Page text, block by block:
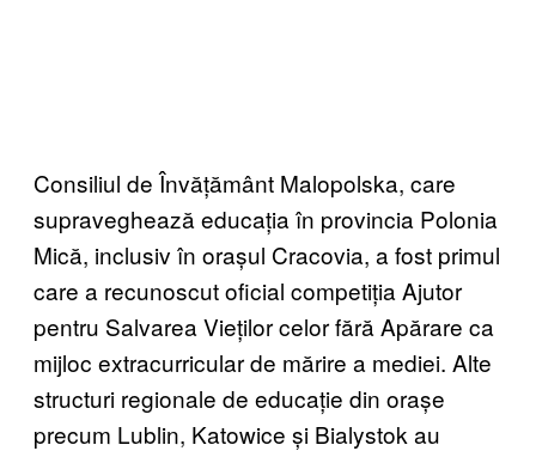
Consiliul de Învățământ Malopolska, care
supraveghează educația în provincia Polonia
Mică, inclusiv în orașul Cracovia, a fost primul
care a recunoscut oficial competiția Ajutor
pentru Salvarea Vieților celor fără Apărare ca
mijloc extracurricular de mărire a mediei. Alte
structuri regionale de educație din orașe
precum Lublin, Katowice și Bialystok au